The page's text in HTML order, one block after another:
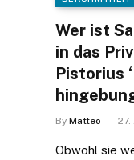
Wer ist
in das
Pistorius
By Matteo 27.
Obwohl sie